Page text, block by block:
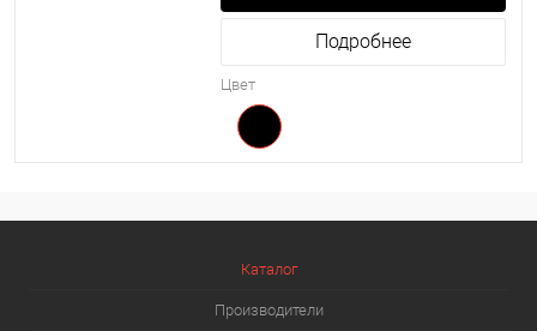
Подробнее
Цвет
Каталог
Производители